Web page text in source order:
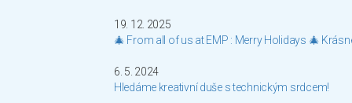
19. 12. 2025
🎄 From all of us at EMP : Merry Holidays 🎄
6. 5. 2024
Hledáme kreativní duše s technickým srdcem!